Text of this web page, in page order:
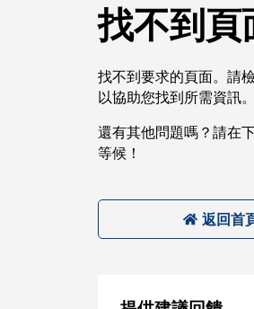
找不到頁
找不到要求的頁面。請
以協助您找到所需資訊。
還有其他問題嗎？請在
等候！
返回首